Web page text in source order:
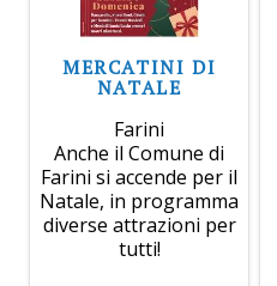
MERCATINI DI
NATALE
Farini
Anche il Comune di
Farini si accende per il
Natale, in programma
diverse attrazioni per
tutti!